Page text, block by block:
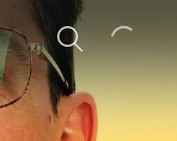
Sök